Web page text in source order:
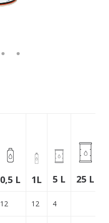
0,5 L 1L 5 L 25 L
12 12 4